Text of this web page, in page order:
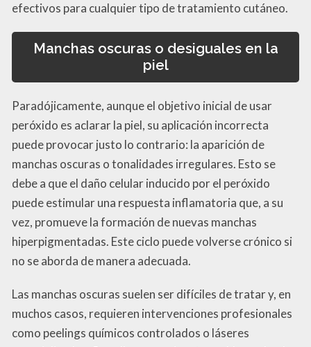
efectivos para cualquier tipo de tratamiento cutáneo.
Manchas oscuras o desiguales en la
piel
Paradójicamente, aunque el objetivo inicial de usar
peróxido es aclarar la piel, su aplicación incorrecta
puede provocar justo lo contrario: la aparición de
manchas oscuras o tonalidades irregulares. Esto se
debe a que el daño celular inducido por el peróxido
puede estimular una respuesta inflamatoria que, a su
vez, promueve la formación de nuevas manchas
hiperpigmentadas. Este ciclo puede volverse crónico si
no se aborda de manera adecuada.
Las manchas oscuras suelen ser difíciles de tratar y, en
muchos casos, requieren intervenciones profesionales
como peelings químicos controlados o láseres